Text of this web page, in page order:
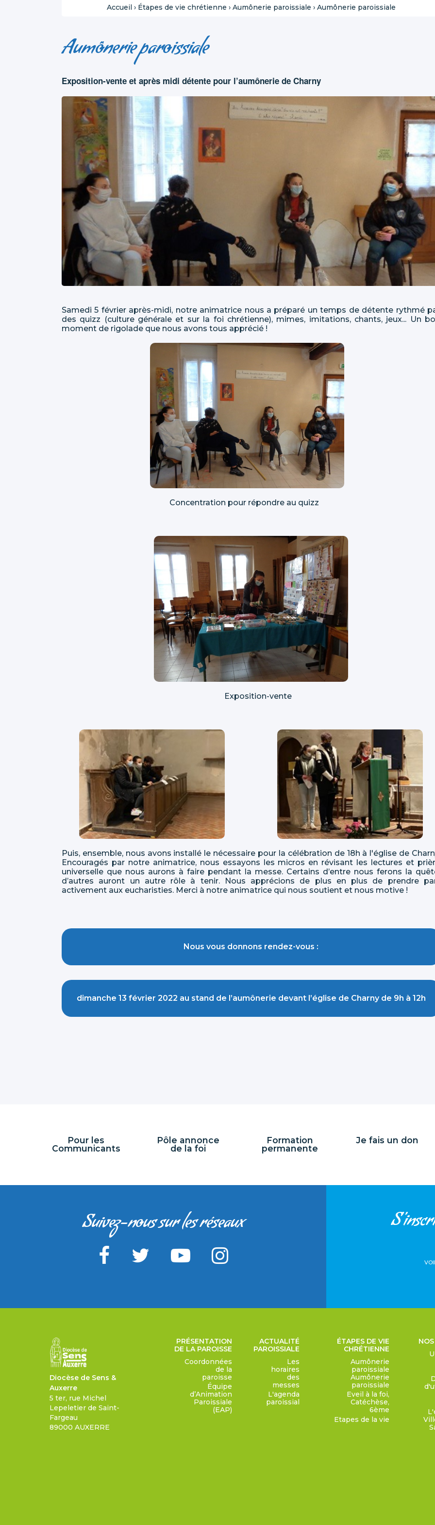
Accueil › Étapes de vie chrétienne › Aumônerie paroissiale › Aumônerie paroissiale
Aumônerie paroissiale
Exposition-vente et après midi détente pour l’aumônerie de Charny
Samedi 5 février après-midi, notre animatrice nous a préparé un temps de détente rythmé
des quizz (culture générale et sur la foi chrétienne), mimes, imitations, chants, jeux... Un
moment de rigolade que nous avons tous apprécié !
Concentration pour répondre au quizz
Exposition-vente
Puis, ensemble, nous avons installé le nécessaire pour la célébration de 18h à l'église de
Encouragés par notre animatrice, nous essayons les micros en révisant les lectures et
universelle que nous aurons à faire pendant la messe. Certains d’entre nous ferons la
d’autres auront un autre rôle à tenir. Nous apprécions de plus en plus de prendre
activement aux eucharisties. Merci à notre animatrice qui nous soutient et nous motive !
Nous vous donnons rendez-vous :
dimanche 13 février 2022 au stand de l’aumônerie devant l’église de Charny de 9h à 12h
Pour les
Communicants
Pôle annonce
de la foi
Formation
permanente
Je fais un don
Suivez-nous sur les réseaux
Diocèse de Sens &
Auxerre
5 ter, rue Michel
Lepeletier de Saint-
Fargeau
89000 AUXERRE
PRÉSENTATION
DE LA PAROISSE
Coordonnées
de la
paroisse
Équipe
d’Animation
Paroissiale
(EAP)
ACTUALITÉ
PAROISSIALE
Les
horaires
des
messes
L'agenda
paroissial
ÉTAPES DE VIE
CHRÉTIENNE
Aumônerie
paroissiale
Aumônerie
paroissiale
Eveil à la foi,
Catéchèse,
6ème
Etapes de la vie